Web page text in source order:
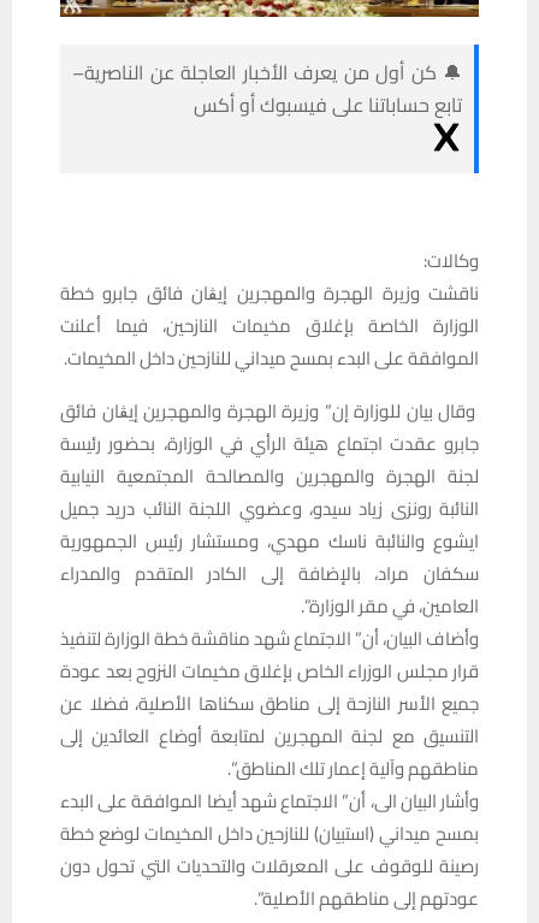
🔔 كن أول من يعرف الأخبار العاجلة عن الناصرية–
تابع حساباتنا على فيسبوك أو أكس
وكالات:
ناقشت وزيرة الهجرة والمهجرين إيڨان فائق جابرو خطة
الوزارة الخاصة بإغلاق مخيمات النازحين، فيما أعلنت
الموافقة على البدء بمسح ميداني للنازحين داخل المخيمات.
وقال بيان للوزارة إن” وزيرة الهجرة والمهجرين إيڨان فائق
جابرو عقدت اجتماع هيئة الرأي في الوزارة، بحضور رئيسة
لجنة الهجرة والمهجرين والمصالحة المجتمعية النيابية
النائبة رونزى زياد سيدو، وعضوي اللجنة النائب دريد جميل
ايشوع والنائبة ناسك مهدي، ومستشار رئيس الجمهورية
سكفان مراد، بالإضافة إلى الكادر المتقدم والمدراء
العامين، في مقر الوزارة”.
وأضاف البيان، أن” الاجتماع شهد مناقشة خطة الوزارة لتنفيذ
قرار مجلس الوزراء الخاص بإغلاق مخيمات النزوح بعد عودة
جميع الأسر النازحة إلى مناطق سكناها الأصلية، فضلا عن
التنسيق مع لجنة المهجرين لمتابعة أوضاع العائدين إلى
مناطقهم وآلية إعمار تلك المناطق”.
وأشار البيان الى، أن” الاجتماع شهد أيضا الموافقة على البدء
بمسح ميداني (استبيان) للنازحين داخل المخيمات لوضع خطة
رصينة للوقوف على المعرقلات والتحديات التي تحول دون
عودتهم إلى مناطقهم الأصلية”.